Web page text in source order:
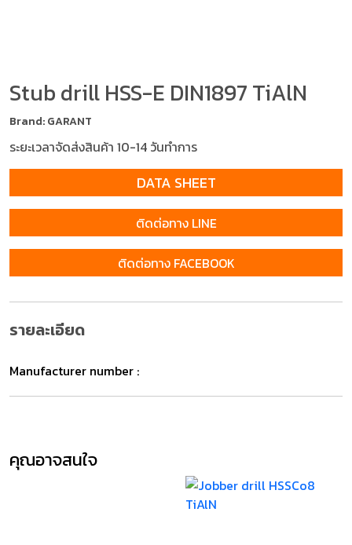
Stub drill HSS-E DIN1897 TiAlN
Brand: GARANT
ระยะเวลาจัดส่งสินค้า 10-14 วันทำการ
DATA SHEET
ติดต่อทาง LINE
ติดต่อทาง FACEBOOK
รายละเอียด
Manufacturer number :
คุณอาจสนใจ